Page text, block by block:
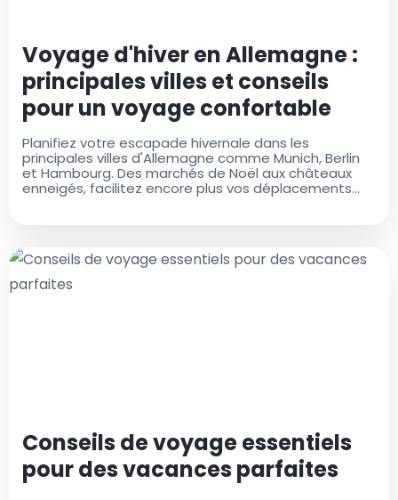
Voyage d'hiver en Allemagne :
principales villes et conseils
pour un voyage confortable
Planifiez votre escapade hivernale dans les
principales villes d'Allemagne comme Munich, Berlin
et Hambourg. Des marchés de Noël aux châteaux
enneigés, facilitez encore plus vos déplacements
Conseils de voyage essentiels
pour des vacances parfaites